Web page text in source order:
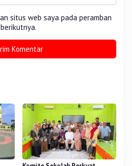
situs web saya pada peramban